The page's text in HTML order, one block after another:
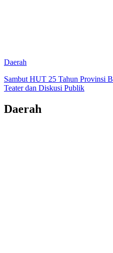
Daerah
Sambut HUT 25 Tahun Provinsi
Teater dan Diskusi Publik
Daerah